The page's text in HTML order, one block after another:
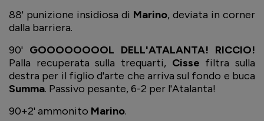
88' punizione insidiosa di Marino, deviata in corner
dalla barriera.
90' GOOOOOOOOL DELL'ATALANTA! RICCIO!
Palla recuperata sulla trequarti, Cisse filtra sulla
destra per il figlio d'arte che arriva sul fondo e buca
Summa. Passivo pesante, 6-2 per l'Atalanta!
90+2' ammonito Marino.